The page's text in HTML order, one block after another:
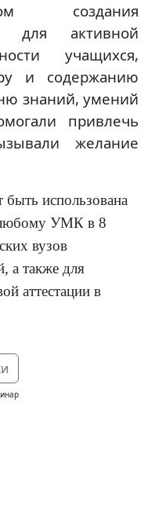
создания
для активной
учащихся,
и содержанию
знаний, умений
привлечь
желание
использована
УМК в 8
вузов
а также для
аттестации в